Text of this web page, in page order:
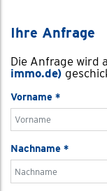
Ihre Anfrage
Die Anfrage wird
immo.de)
Vorname *
Nachname *